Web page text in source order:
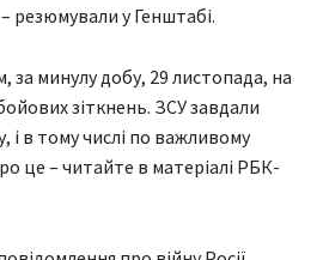
– резюмували у Генштабі.
за минулу добу, 29 листопада, на
зіткнень. ЗСУ завдали
і в тому числі по важливому
це – читайте в матеріалі РБК-